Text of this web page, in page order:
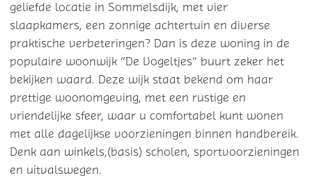
geliefde locatie in Sommelsdijk, met vier
slaapkamers, een zonnige achtertuin en diverse
praktische verbeteringen? Dan is deze woning in de
populaire woonwijk “De Vogeltjes” buurt zeker het
bekijken waard. Deze wijk staat bekend om haar
prettige woonomgeving, met een rustige en
vriendelijke sfeer, waar u comfortabel kunt wonen
met alle dagelijkse voorzieningen binnen handbereik.
Denk aan winkels,(basis) scholen, sportvoorzieningen
en uitvalswegen.